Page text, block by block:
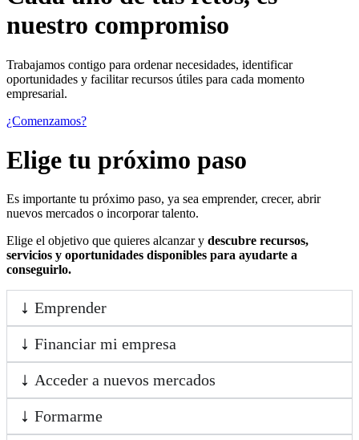
nuestro compromiso
Trabajamos contigo para ordenar necesidades, identificar
oportunidades y facilitar recursos útiles para cada momento
empresarial.
¿Comenzamos?
Elige tu próximo paso
Es importante tu próximo paso, ya sea emprender, crecer, abrir
nuevos mercados o incorporar talento.
Elige el objetivo que quieres alcanzar y descubre recursos,
servicios y oportunidades disponibles para ayudarte a
conseguirlo.
Emprender
Financiar mi empresa
Acceder a nuevos mercados
Formarme